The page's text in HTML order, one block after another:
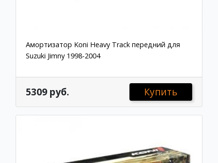
Амортизатор Koni Heavy Track передний для
Suzuki Jimny 1998-2004
5309 руб. Купить